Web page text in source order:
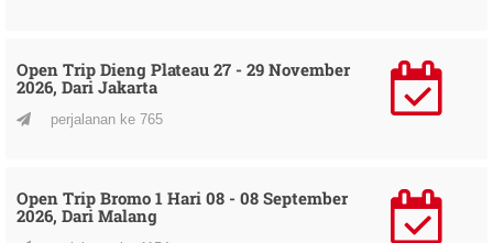
Open Trip Dieng Plateau 27 - 29 November
2026, Dari Jakarta
perjalanan ke 765
Open Trip Bromo 1 Hari 08 - 08 September
2026, Dari Malang